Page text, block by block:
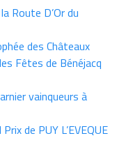
Route D’Or du
des Châteaux
Fêtes de Bénéjacq
vainqueurs à
de PUY L’EVEQUE